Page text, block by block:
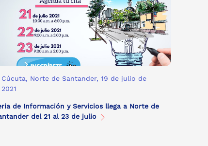
Cúcuta, Norte de Santander, 19 de julio de
2021
de Información y Servicios llega a Norte de
del 21 al 23 de julio